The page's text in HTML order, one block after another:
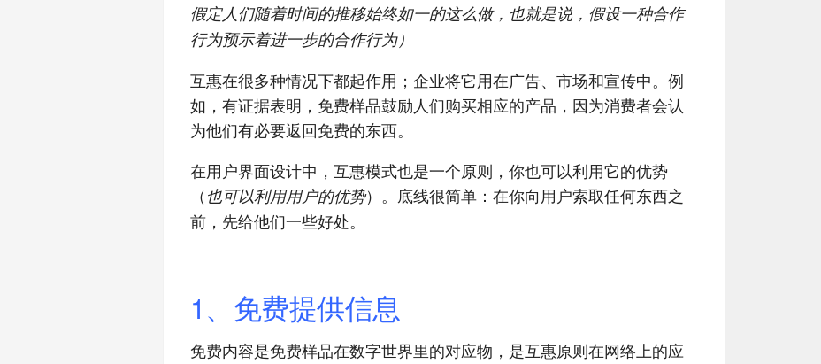
假定人们随着时间的推移始终如一的这么做，也就是说，假设一种合作
行为预示着进一步的合作行为）
互惠在很多种情况下都起作用；企业将它用在广告、市场和宣传中。例
如，有证据表明，免费样品鼓励人们购买相应的产品，因为消费者会认
为他们有必要返回免费的东西。
在用户界面设计中，互惠模式也是一个原则，你也可以利用它的优势
（ 也可以利用用户的优势）。底线很简单：在你向用户索取任何东西之
前，先给他们一些好处。
1、免费提供信息
免费内容是免费样品在数字世界里的对应物，是互惠原则在网络上的应